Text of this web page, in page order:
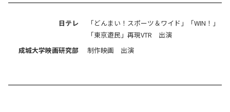
日テレ
「どんまい！スポーツ＆ワイド」「WIN！」
「東京遊民」再現VTR 出演
成城大学映画研究部
制作映画 出演